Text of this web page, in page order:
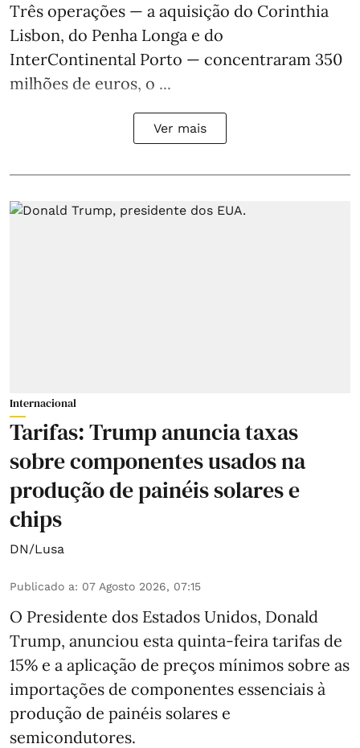
Três operações — a aquisição do Corinthia
Lisbon, do Penha Longa e do
InterContinental Porto — concentraram 350
milhões de euros, o ...
Ver mais
Internacional
Tarifas: Trump anuncia taxas
sobre componentes usados na
produção de painéis solares e
chips
DN/Lusa
Publicado a: 07 Agosto 2026, 07:15
O Presidente dos Estados Unidos, Donald
Trump, anunciou esta quinta-feira tarifas de
15% e a aplicação de preços mínimos sobre as
importações de componentes essenciais à
produção de painéis solares e
semicondutores.